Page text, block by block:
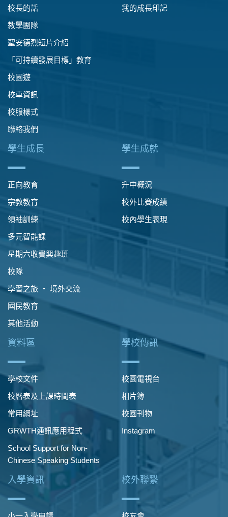
校長的話
教學團隊
聖安德烈短片介紹
「可持續發展目標」教育
校園遊
校車資訊
校服樣式
聯絡我們
我的成長印記
學生成長
正向教育
宗教教育
領袖訓練
多元智能課
星期六收費興趣班
校隊
學習之旅 ‧ 境外交流
國民教育
其他活動
學生成就
升中概況
校外比賽成績
校內學生表現
資料區
學校文件
校曆表及上課時間表
常用網址
GRWTH通訊應用程式
School Support for Non-
Chinese Speaking Students
學校傳訊
校園電視台
相片簿
校園刊物
Instagram
入學資訊 校外聯繫